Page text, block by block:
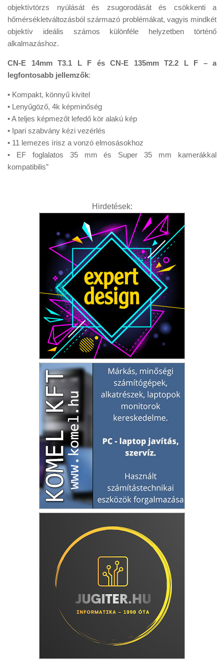
objektívtörzs nyúlását és zsugorodását és csökkenti a
hőmérsékletváltozásból származó problémákat, vagyis mindkét
objektív ideális számos különféle helyzetben történő
alkalmazáshoz.
CN-E 14mm T3.1 L F és CN-E 135mm T2.2 L F – a
legfontosabb jellemzők:
• Kompakt, könnyű kivitel
• Lenyűgöző, 4k képminőség
• A teljes képmezőt lefedő kör alakú kép
• Ipari szabvány kézi vezérlés
• 11 lemezes írisz a vonzó elmosásokhoz
• EF foglalatos 35 mm és Super 35 mm kamerákkal
kompatibilis”
Hirdetések: